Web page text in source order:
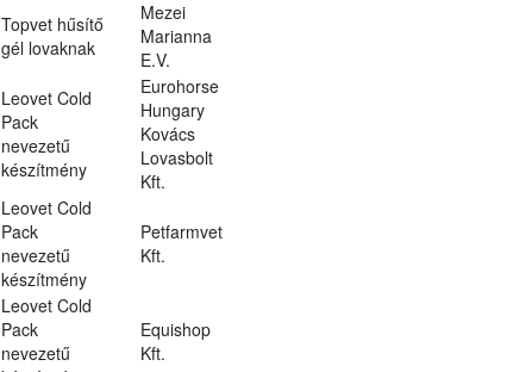
Topvet hűsítő
gél lovaknak
Mezei
Marianna
E.V.
Leovet Cold
Pack
nevezetű
készítmény
Eurohorse
Hungary
Kovács
Lovasbolt
Kft.
Leovet Cold
Pack
nevezetű
készítmény
Petfarmvet
Kft.
Leovet Cold
Pack
nevezetű
Equishop
Kft.